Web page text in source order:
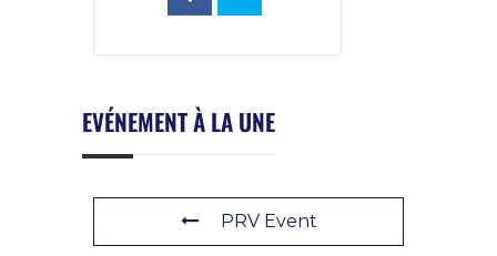
EVÉNEMENT À LA UNE
PRV Event